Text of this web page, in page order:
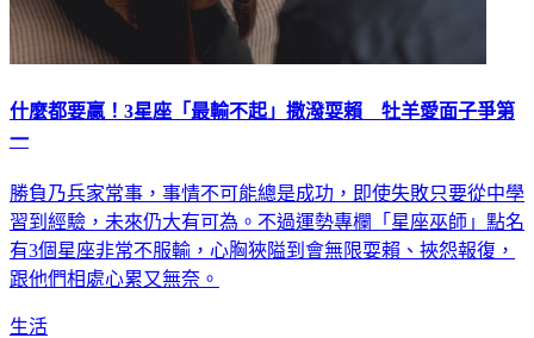
什麼都要贏！3星座「最輸不起」撒潑耍賴 牡羊愛面子爭第
一
勝負乃兵家常事，事情不可能總是成功，即使失敗只要從中學
習到經驗，未來仍大有可為。不過運勢專欄「星座巫師」點名
有3個星座非常不服輸，心胸狹隘到會無限耍賴、挾怨報復，
跟他們相處心累又無奈。
生活